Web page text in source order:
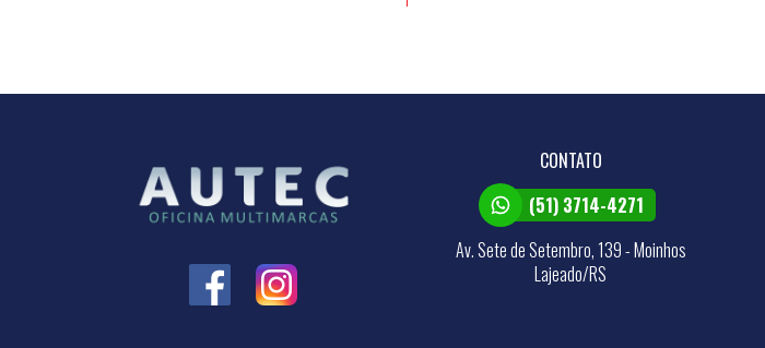
CONTATO
(51) 3714-4271
Av. Sete de Setembro, 139 - Moinhos
Lajeado/RS